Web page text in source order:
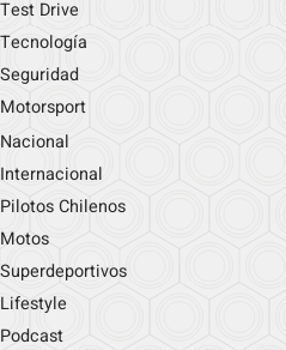
Test Drive
Tecnología
Seguridad
Motorsport
Nacional
Internacional
Pilotos Chilenos
Motos
Superdeportivos
Lifestyle
Podcast